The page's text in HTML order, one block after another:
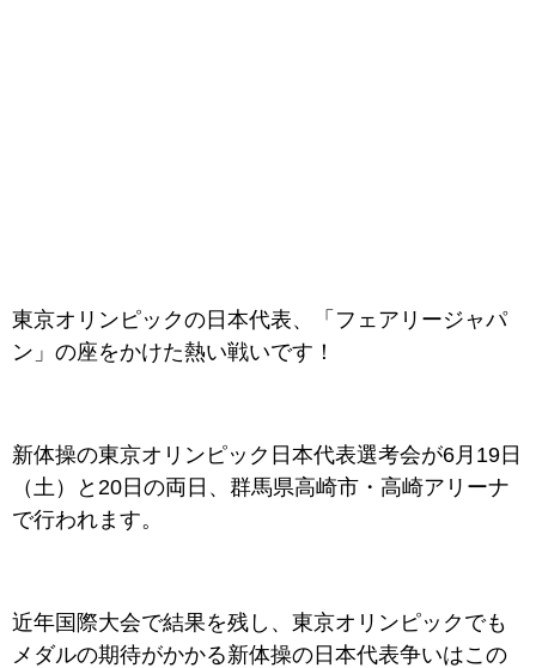
東京オリンピックの日本代表、「フェアリージャパ
ン」の座をかけた熱い戦いです！
新体操の東京オリンピック日本代表選考会が6月19日
（土）と20日の両日、群馬県高崎市・高崎アリーナ
で行われます。
近年国際大会で結果を残し、東京オリンピックでも
メダルの期待がかかる新体操の日本代表争いはこの